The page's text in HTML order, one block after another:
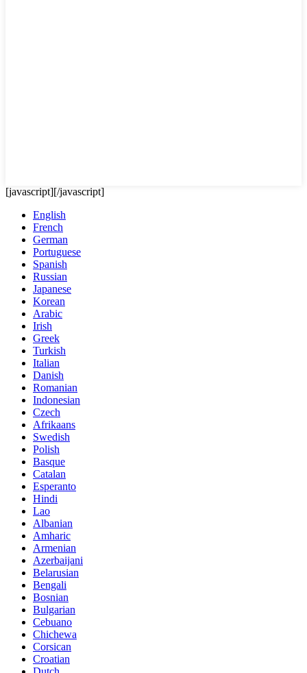
[javascript][/javascript]
English
French
German
Portuguese
Spanish
Russian
Japanese
Korean
Arabic
Irish
Greek
Turkish
Italian
Danish
Romanian
Indonesian
Czech
Afrikaans
Swedish
Polish
Basque
Catalan
Esperanto
Hindi
Lao
Albanian
Amharic
Armenian
Azerbaijani
Belarusian
Bengali
Bosnian
Bulgarian
Cebuano
Chichewa
Corsican
Croatian